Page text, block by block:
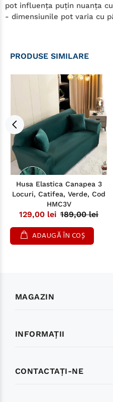
pot influenţa puţin nuanţa
- dimensiunile pot varia cu
PRODUSE SIMILARE
Husa Elastica Canapea 3
Locuri, Catifea, Verde, Cod
HMC3V
129,00 lei 189,00 lei
ADAUGĂ ÎN COȘ
MAGAZIN
INFORMAŢII
CONTACTAŢI-NE